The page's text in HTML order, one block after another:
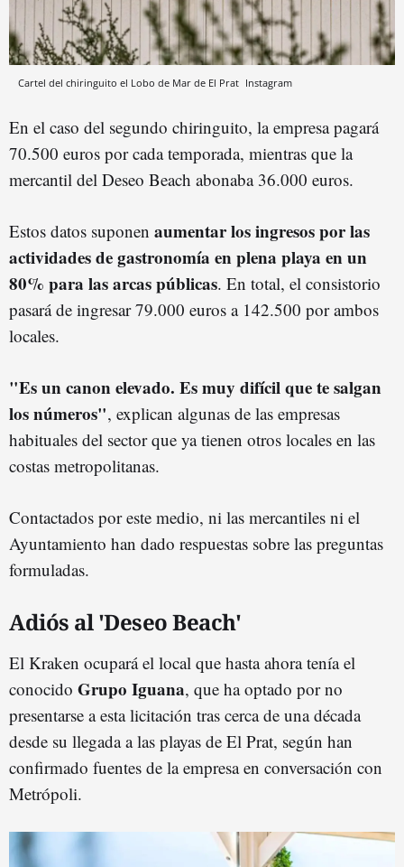
Cartel del chiringuito el Lobo de Mar de El Prat Instagram
En el caso del segundo chiringuito, la empresa pagará
70.500 euros por cada temporada, mientras que la
mercantil del Deseo Beach abonaba 36.000 euros.
Estos datos suponen aumentar los ingresos por las
actividades de gastronomía en plena playa en un
80% para las arcas públicas. En total, el consistorio
pasará de ingresar 79.000 euros a 142.500 por ambos
locales.
"Es un canon elevado. Es muy difícil que te salgan
los números", explican algunas de las empresas
habituales del sector que ya tienen otros locales en las
costas metropolitanas.
Contactados por este medio, ni las mercantiles ni el
Ayuntamiento han dado respuestas sobre las preguntas
formuladas.
Adiós al 'Deseo Beach'
El Kraken ocupará el local que hasta ahora tenía el
conocido Grupo Iguana, que ha optado por no
presentarse a esta licitación tras cerca de una década
desde su llegada a las playas de El Prat, según han
confirmado fuentes de la empresa en conversación con
Metrópoli.